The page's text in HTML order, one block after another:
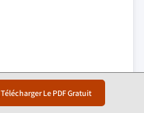
Télécharger Le PDF Gratuit